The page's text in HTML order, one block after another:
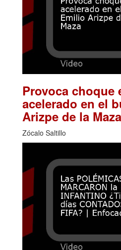
Provoca choque
acelerado en el
Arizpe de la Maza
Zócalo Saltillo